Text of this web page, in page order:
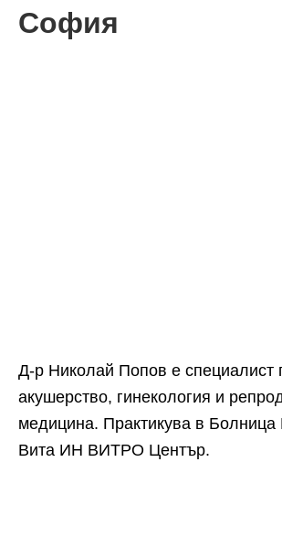
София
Д-р Николай Попов е специалист
акушерство, гинекология и
медицина. Практикува в Болница
Вита ИН ВИТРО Център.